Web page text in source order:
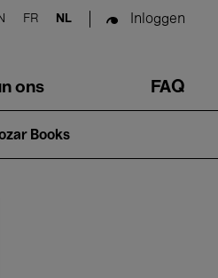
FR NL Inloggen
ons FAQ
Books